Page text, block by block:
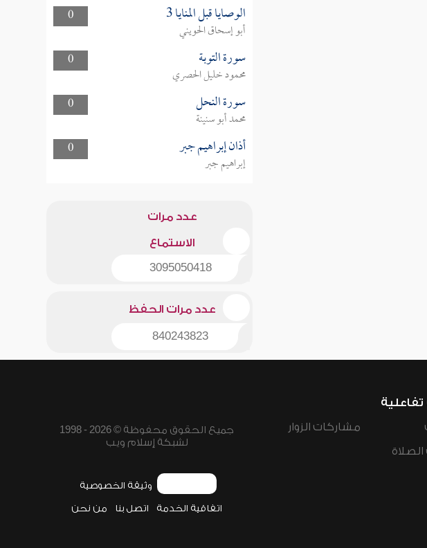
0
الوصايا قبل المنايا 3
أبو إسحاق الحويني
0
سورة التوبة
محمود خليل الحصري
0
سورة النحل
محمد أبو سنينة
0
أذان إبراهيم جبر
إبراهيم جبر
عدد مرات
الاستماع
3095050418
عدد مرات الحفظ
840243823
مشاركات الزوار
جميع الحقوق محفوظة © 2026 - 1998
لشبكة إسلام ويب
وثيقة الخصوصية
اتفاقية الخدمة اتصل بنا من نحن